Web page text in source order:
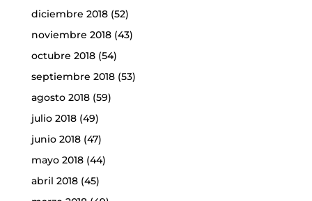
diciembre 2018(52)
noviembre 2018(43)
octubre 2018(54)
septiembre 2018(53)
agosto 2018(59)
julio 2018(49)
junio 2018(47)
mayo 2018(44)
abril 2018(45)